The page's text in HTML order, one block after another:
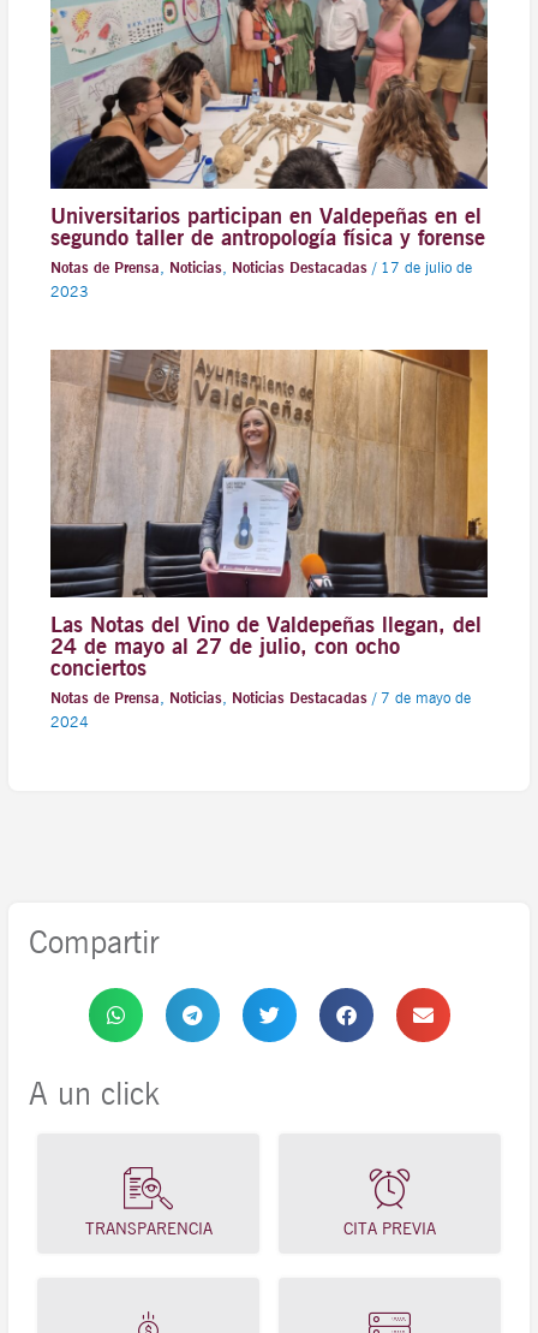
Universitarios participan en Valdepeñas en el
segundo taller de antropología física y forense
Notas de Prensa Noticias, Noticias Destacadas/ 17 de julio de
2023
Las Notas del Vino de Valdepeñas llegan, del
24 de mayo al 27 de julio, con ocho
conciertos
Notas de Prensa Noticias, Noticias Destacadas/ 7 de mayo de
2024
Compartir
A un click
TRANSPARENCIA CITA PREVIA